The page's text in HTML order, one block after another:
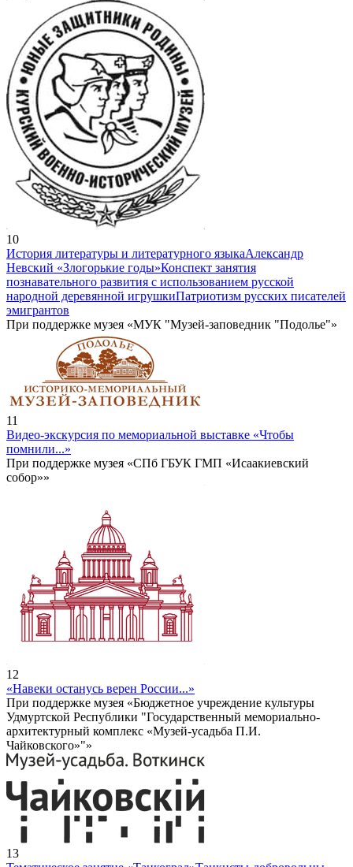
10
История литературы и литературного языкаАлександр
Невский «Злогорькие годы»Конспект занятия
познавательного развития с использованием русской
народной деревянной игрушкиПатриотизм русских писателей
эмигрантов
При поддержке музея «МУК "Музей-заповедник "Подолье"»
11
Видео-экскурсия по мемориальной выставке «Чтобы
помнили...»
При поддержке музея «СПб ГБУК ГМП «Исаакиевский
собор»»
12
«Навеки останусь верен России...»
При поддержке музея «Бюджетное учреждение культуры
Удмуртской Республики "Государственный мемориально-
архитектурный комплекс «Музей-усадьба П.И.
Чайковского»"»
13